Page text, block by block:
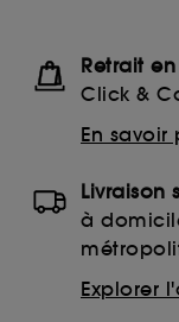
Retrait
Click &
En savoir
Livraison
à
Explorer